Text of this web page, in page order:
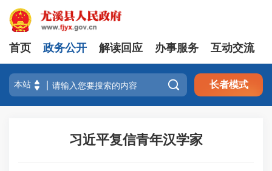
首页 政务公开 解读回应 办事服务 互动交流
 长者模式
习近平复信青年汉学家